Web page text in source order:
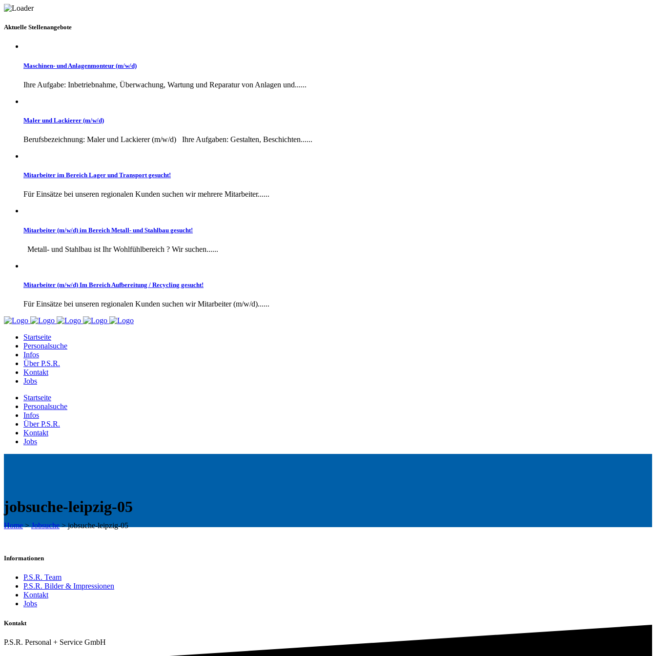
Aktuelle Stellenangebote
Maschinen- und Anlagenmonteur (m/w/d)
Ihre Aufgabe: Inbetriebnahme, Überwachung, Wartung und Reparatur von Anlagen und......
Maler und Lackierer (m/w/d)
Berufsbezeichnung: Maler und Lackierer (m/w/d) Ihre Aufgaben: Gestalten, Beschichten......
Mitarbeiter im Bereich Lager und Transport gesucht!
Für Einsätze bei unseren regionalen Kunden suchen wir mehrere Mitarbeiter......
Mitarbeiter (m/w/d) im Bereich Metall- und Stahlbau gesucht!
Metall- und Stahlbau ist Ihr Wohlfühlbereich ? Wir suchen......
Mitarbeiter (m/w/d) Im Bereich Aufbereitung / Recycling gesucht!
Für Einsätze bei unseren regionalen Kunden suchen wir Mitarbeiter (m/w/d)......
Startseite
Personalsuche
Infos
Über P.S.R.
Kontakt
Jobs
Startseite
Personalsuche
Infos
Über P.S.R.
Kontakt
Jobs
jobsuche-leipzig-05
Home>Jobsuche>jobsuche-leipzig-05
Informationen
P.S.R. Team
P.S.R. Bilder & Impressionen
Kontakt
Jobs
Kontakt
P.S.R. Personal + Service GmbH